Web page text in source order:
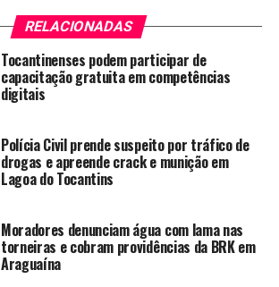
RELACIONADAS
Tocantinenses podem participar de
capacitação gratuita em competências
digitais
Polícia Civil prende suspeito por tráfico de
drogas e apreende crack e munição em
Lagoa do Tocantins
Moradores denunciam água com lama nas
torneiras e cobram providências da BRK em
Araguaína